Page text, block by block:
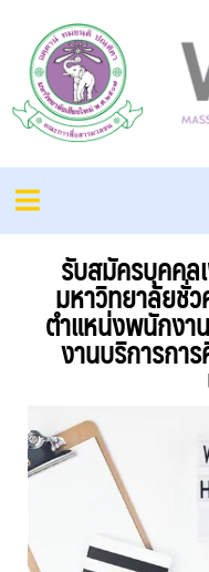
รับสมัครบุคคล
มหาวิทยาลัยชั่
ตำแหน่งพนักง
งานบริการก